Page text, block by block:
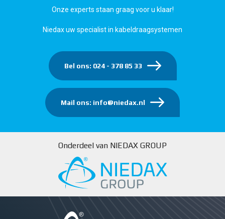
Onze experts staan graag voor u klaar!
Niedax uw specialist in kabeldraagsystemen
Bel ons: 024 - 378 85 33
Mail ons: info@niedax.nl
Onderdeel van NIEDAX GROUP